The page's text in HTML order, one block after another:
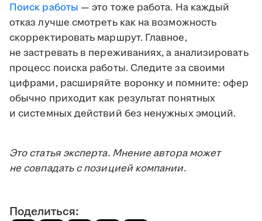
Поиск работы — это тоже работа. На каждый
отказ лучше смотреть как на возможность
скорректировать маршрут. Главное,
не застревать в переживаниях, а анализировать
процесс поиска работы. Следите за своими
цифрами, расширяйте воронку и помните: офер
обычно приходит как результат понятных
и системных действий без ненужных эмоций.
Это статья эксперта. Мнение автора может
не совпадать с позицией компании.
Поделиться: